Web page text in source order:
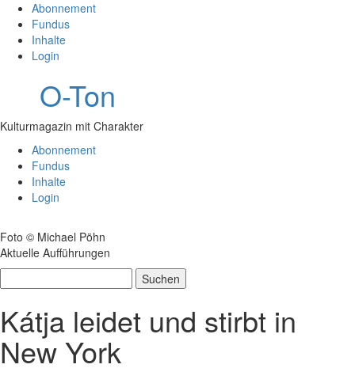
Abonnement
Fundus
Inhalte
Login
O-Ton
Kulturmagazin mit Charakter
Abonnement
Fundus
Inhalte
Login
Foto © Michael Pöhn
Aktuelle Aufführungen
nach:
Kátja leidet und stirbt in
New York